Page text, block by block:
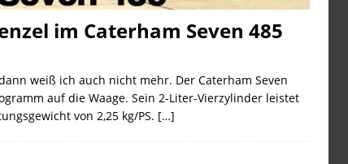
im Caterham Seven 485
weiß ich auch nicht mehr. Der Caterham Seven
auf die Waage. Sein 2-Liter-Vierzylinder leistet
von 2,25 kg/PS. […]